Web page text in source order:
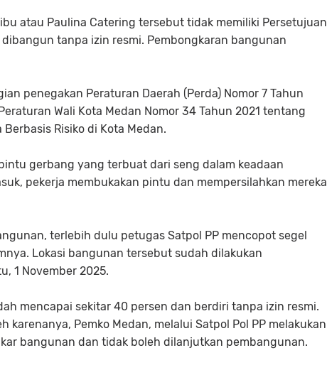
atau Paulina Catering tersebut tidak memiliki Persetujuan
tanpa izin resmi. Pembongkaran bangunan
penegakan Peraturan Daerah (Perda) Nomor 7 Tahun
Wali Kota Medan Nomor 34 Tahun 2021 tentang
Risiko di Kota Medan.
gerbang yang terbuat dari seng dalam keadaan
pekerja membukakan pintu dan mempersilahkan mereka
terlebih dulu petugas Satpol PP mencopot segel
Lokasi bangunan tersebut sudah dilakukan
1 November 2025.
mencapai sekitar 40 persen dan berdiri tanpa izin resmi.
karenanya, Pemko Medan, melalui Satpol Pol PP melakukan
bangunan dan tidak boleh dilanjutkan pembangunan.